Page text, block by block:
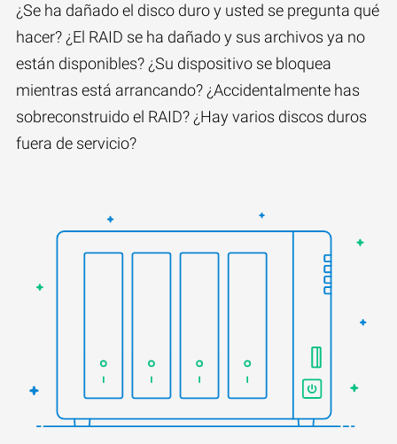
¿Se ha dañado el disco duro y usted se pregunta qué
hacer? ¿El RAID se ha dañado y sus archivos ya no
están disponibles? ¿Su dispositivo se bloquea
mientras está arrancando? ¿Accidentalmente has
sobreconstruido el RAID? ¿Hay varios discos duros
fuera de servicio?